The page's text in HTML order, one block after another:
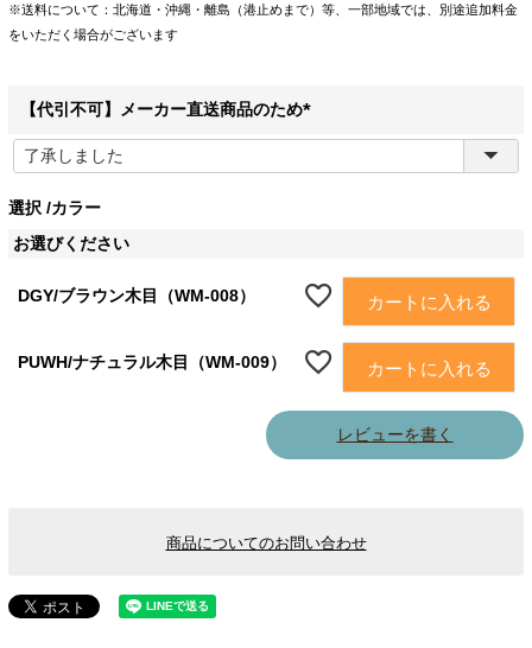
※送料について：北海道・沖縄・離島（港止めまで）等、一部地域では、別途追加料金
をいただく場合がございます
【代引不可】メーカー直送商品のため
(
選択
カラー
お選びください
DGY/ブラウン木目（WM-008） カートに入れる
PUWH/ナチュラル木目（WM-009） カートに入れる
レビューを書く
商品についてのお問い合わせ